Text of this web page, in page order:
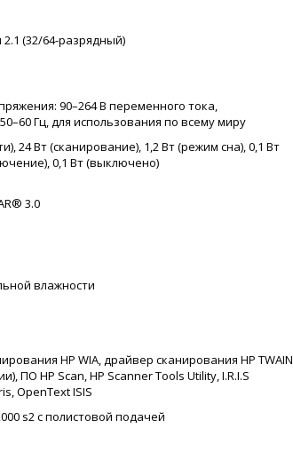
2.1 (32/64-разрядный)
90–264 В переменного тока,
Гц, для использования по всему миру
24 Вт (сканирование), 1,2 Вт (режим сна), 0,1 Вт
0,1 Вт (выключено)
3.0
влажности
HP WIA, драйвер сканирования HP TWAIN
ПО HP Scan, HP Scanner Tools Utility, I.R.I.S
OpenText ISIS
s2 с полистовой подачей